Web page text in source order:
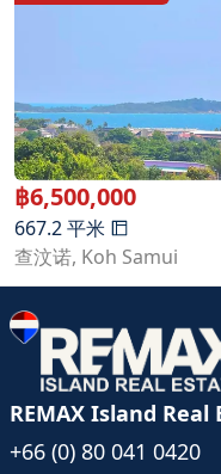
฿6,500,000
667.2平米
查汶诺, Koh Samui
REMAX Island Real
+66 (0) 80 041 0420